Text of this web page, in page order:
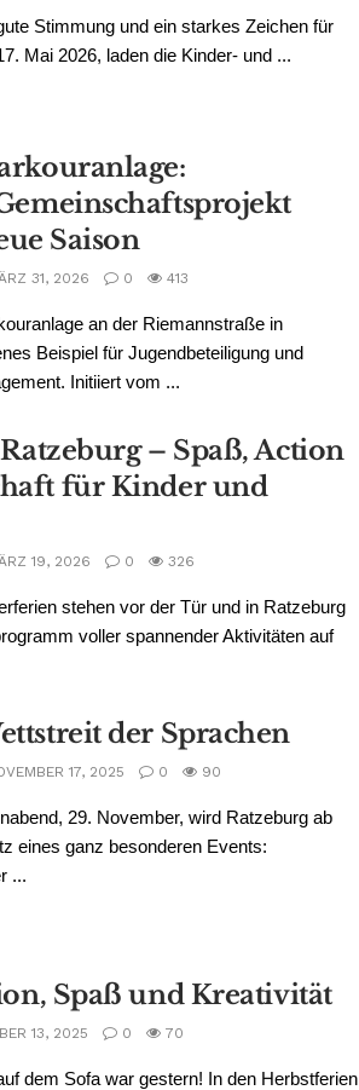
Stimmung und ein starkes Zeichen für
Mai 2026, laden die Kinder- und ...
Saison
31, 2026 0 413
an der Riemannstraße in
Beispiel für Jugendbeteiligung und
Initiiert vom ...
– Spaß, Action
für Kinder und
19, 2026 0 326
stehen vor der Tür und in Ratzeburg
voller spannender Aktivitäten auf
der Sprachen
17, 2025 0 90
29. November, wird Ratzeburg ab
eines ganz besonderen Events:
...
Spaß und Kreativität
13, 2025 0 70
dem Sofa war gestern! In den Herbstferien